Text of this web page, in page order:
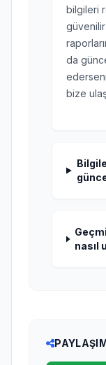
bilgileri
da
bize
nasıl